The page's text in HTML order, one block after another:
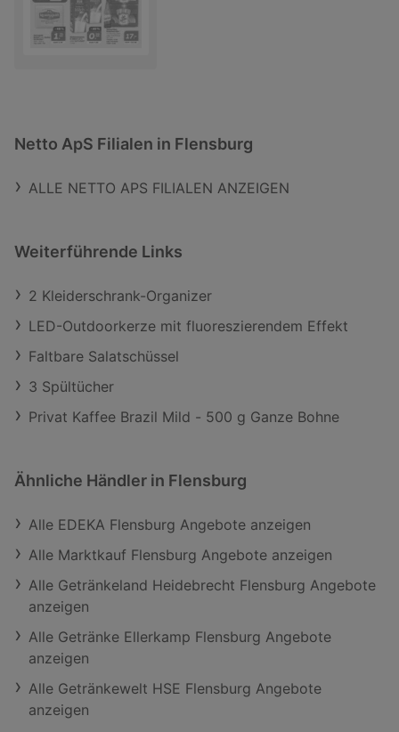
Netto ApS Filialen in Flensburg
ALLE NETTO APS FILIALEN ANZEIGEN
Weiterführende Links
2 Kleiderschrank-Organizer
LED-Outdoorkerze mit fluoreszierendem Effekt
Faltbare Salatschüssel
3 Spültücher
Privat Kaffee Brazil Mild - 500 g Ganze Bohne
Ähnliche Händler in Flensburg
Alle EDEKA Flensburg Angebote anzeigen
Alle Marktkauf Flensburg Angebote anzeigen
Alle Getränkeland Heidebrecht Flensburg Angebote
anzeigen
Alle Getränke Ellerkamp Flensburg Angebote
anzeigen
Alle Getränkewelt HSE Flensburg Angebote
anzeigen